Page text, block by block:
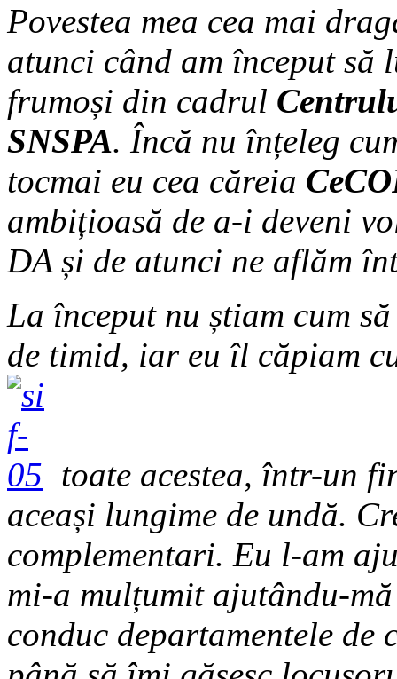
Povestea mea cea mai
atunci când am început să
frumoși din cadrul
SNSPA. Încă nu înțeleg
tocmai eu cea căreia
ambițioasă de a-i deveni
DA și de atunci ne aflăm
La început nu știam cum
de timid, iar eu îl căpiam
toate acestea, într-un
aceași lungime de undă.
complementari. Eu l-am
mi-a mulțumit ajutându-
conduc departamentele de